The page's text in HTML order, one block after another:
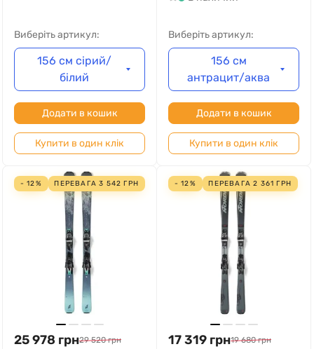
Виберіть артикул:
156 см сірий/
білий
Додати в кошик
Купити в один клік
Виберіть артикул:
156 см
антрацит/аква
Додати в кошик
Купити в один клік
- 12% ПЕРЕВАГА3 542 ГРН
25 978 грн29 520 грн
- 12% ПЕРЕВАГА2 361 ГРН
17 319 грн19 680 грн